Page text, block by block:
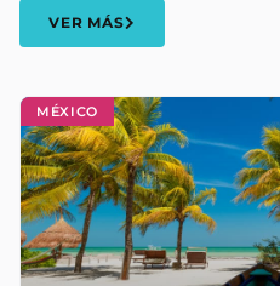
MÉXICO
VER MÁS